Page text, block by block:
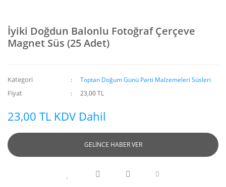
İyiki Doğdun Balonlu Fotoğraf Çerçeve
Magnet Süs (25 Adet)
Kategori Toptan Doğum Günü Parti Malzemeleri Süsleri
Fiyat 23,00 TL
23,00 TL KDV Dahil
GELİNCE HABER VER